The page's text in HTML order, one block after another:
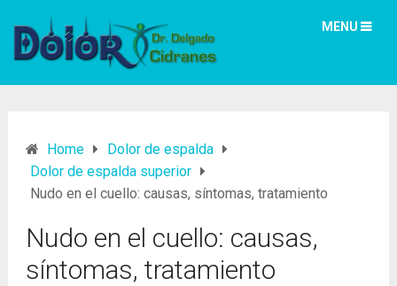
MENU
Home
Dolor de espalda
Dolor de espalda superior
Nudo en el cuello: causas, síntomas, tratamiento
Nudo en el cuello: causas,
síntomas, tratamiento